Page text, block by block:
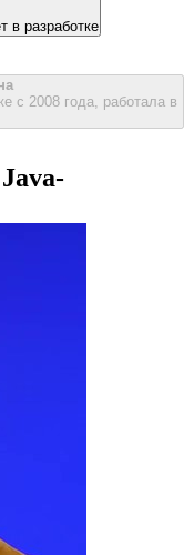
в разработке
с 2008 года, работала в